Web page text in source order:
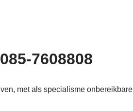
7608808
met als specialisme onbereikbare